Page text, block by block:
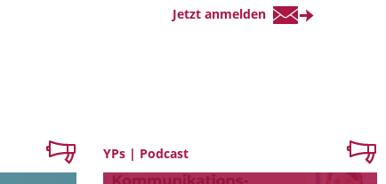
YPs | Podcast